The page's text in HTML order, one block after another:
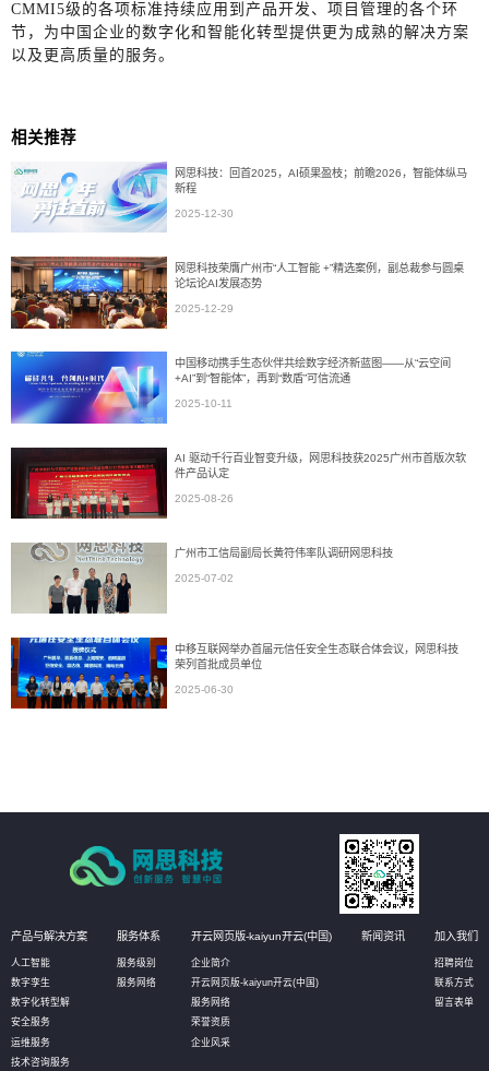
CMMI5级的各项标准持续应用到产品开发、项目管理的各个环
节，为中国企业的数字化和智能化转型提供更为成熟的解决方案
以及更高质量的服务。
相关推荐
网思科技：回首2025，AI硕果盈枝；前瞻2026，智能体纵马
新程
2025-12-30
网思科技荣膺广州市“人工智能 +”精选案例，副总裁参与圆桌
论坛论AI发展态势
2025-12-29
中国移动携手生态伙伴共绘数字经济新蓝图——从“云空间
+AI”到“智能体”，再到“数盾”可信流通
2025-10-11
AI 驱动千行百业智变升级，网思科技获2025广州市首版次软
件产品认定
2025-08-26
广州市工信局副局长黄符伟率队调研网思科技
2025-07-02
中移互联网举办首届元信任安全生态联合体会议，网思科技
荣列首批成员单位
2025-06-30
产品与解决方案
人工智能
数字孪生
数字化转型解
安全服务
运维服务
技术咨询服务
服务体系
服务级别
服务网络
开云网页版-kaiyun开云(中国)
企业简介
开云网页版-kaiyun开云(中国)
服务网络
荣誉资质
企业风采
新闻资讯 加入我们
招聘岗位
联系方式
留言表单